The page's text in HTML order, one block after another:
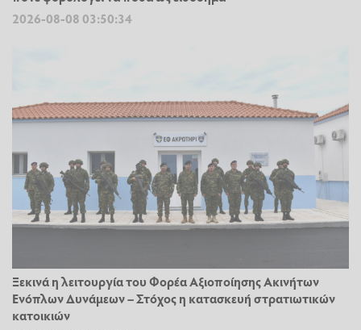
2026-08-08 03:50:34
Ξεκινά η λειτουργία του Φορέα Αξιοποίησης Ακινήτων
Ενόπλων Δυνάμεων – Στόχος η κατασκευή στρατιωτικών
κατοικιών